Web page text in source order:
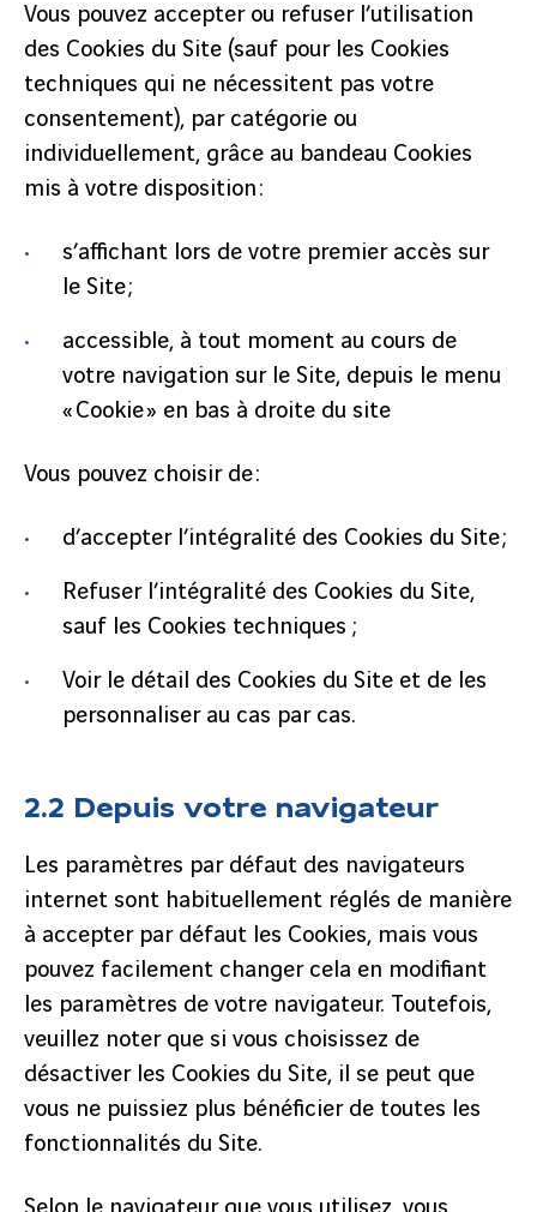
Vous pouvez accepter ou refuser l’utilisation
des Cookies du Site (sauf pour les Cookies
techniques qui ne nécessitent pas votre
consentement), par catégorie ou
individuellement, grâce au bandeau Cookies
mis à votre disposition :
s’affichant lors de votre premier accès sur
le Site ;
accessible, à tout moment au cours de
votre navigation sur le Site, depuis le menu
« Cookie » en bas à droite du site
Vous pouvez choisir de :
d’accepter l’intégralité des Cookies du Site ;
Refuser l’intégralité des Cookies du Site,
sauf les Cookies techniques ;
Voir le détail des Cookies du Site et de les
personnaliser au cas par cas.
2.2 Depuis votre navigateur
Les paramètres par défaut des navigateurs
internet sont habituellement réglés de manière
à accepter par défaut les Cookies, mais vous
pouvez facilement changer cela en modifiant
les paramètres de votre navigateur. Toutefois,
veuillez noter que si vous choisissez de
désactiver les Cookies du Site, il se peut que
vous ne puissiez plus bénéficier de toutes les
fonctionnalités du Site.